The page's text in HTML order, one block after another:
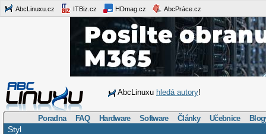
AbcLinuxu.cz ITBiz.cz HDmag.cz AbcPráce.cz
AbcLinuxu hledá autory!
Poradna FAQ Hardware Software Články Učebnice
Styl